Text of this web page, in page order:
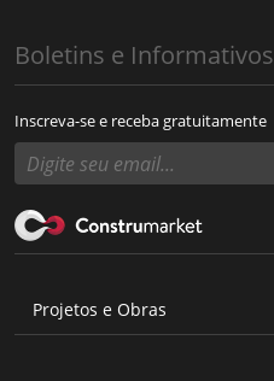
Boletins e Informativos
Inscreva-se e receba gratuitamente
Projetos e Obras